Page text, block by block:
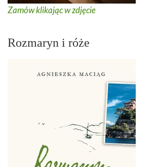
Zamów klikając w zdjęcie
Rozmaryn i róże